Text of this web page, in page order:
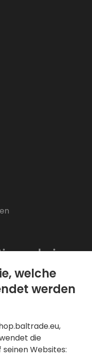
bei
an und bleiben Sie
Melde dich an >
welche
werden
die
Websites: